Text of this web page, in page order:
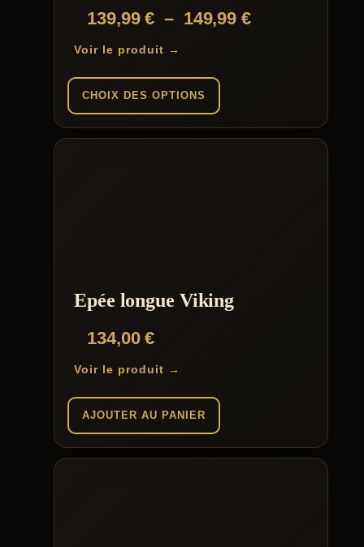
139,99€ – 149,99€Plage
149,99 €
Voir le produit →
CHOIX DES OPTIONS
produit
pageEpée longue Viking
134,00€
Voir le produit →
AJOUTER AU PANIER